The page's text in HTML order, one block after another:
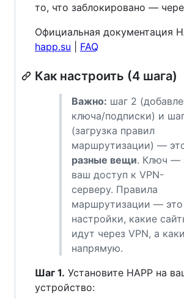
то, что заблокировано —
Официальная документация
happ.su
FAQ
Как настроить (4 шага)
Важно: шаг 2
ключа/подписки) и
(загрузка правил
маршрутизации) —
разные вещи. Ключ —
ваш доступ к VPN-
серверу. Правила
маршрутизации — это
настройки, какие
идут через VPN, а
напрямую.
Шаг 1. Установите HAPP на
устройство: